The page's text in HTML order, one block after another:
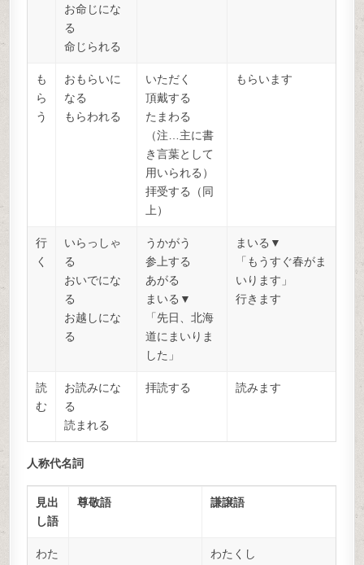
お命じにな
る
命じられる
も
ら
う
おもらいに
なる
もらわれる
いただく
頂戴する
たまわる
（注…主に書
き言葉として
用いられる）
拝受する（同
上）
もらいます
行
く
いらっしゃ
る
おいでにな
る
お越しにな
る
うかがう
参上する
あがる
まいる▼
「先日、北海
道にまいりま
した」
まいる▼
「もうすぐ春がま
いります」
行きます
読
む
お読みにな
る
読まれる
拝読する 読みます
人称代名詞
見出
し語
尊敬語 謙譲語
わた
わたくし